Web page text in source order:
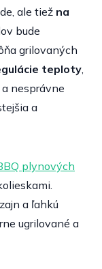
ale tiež na
bude
grilovaných
teploty,
nesprávne
a
plynových
a ľahkú
ugrilované a